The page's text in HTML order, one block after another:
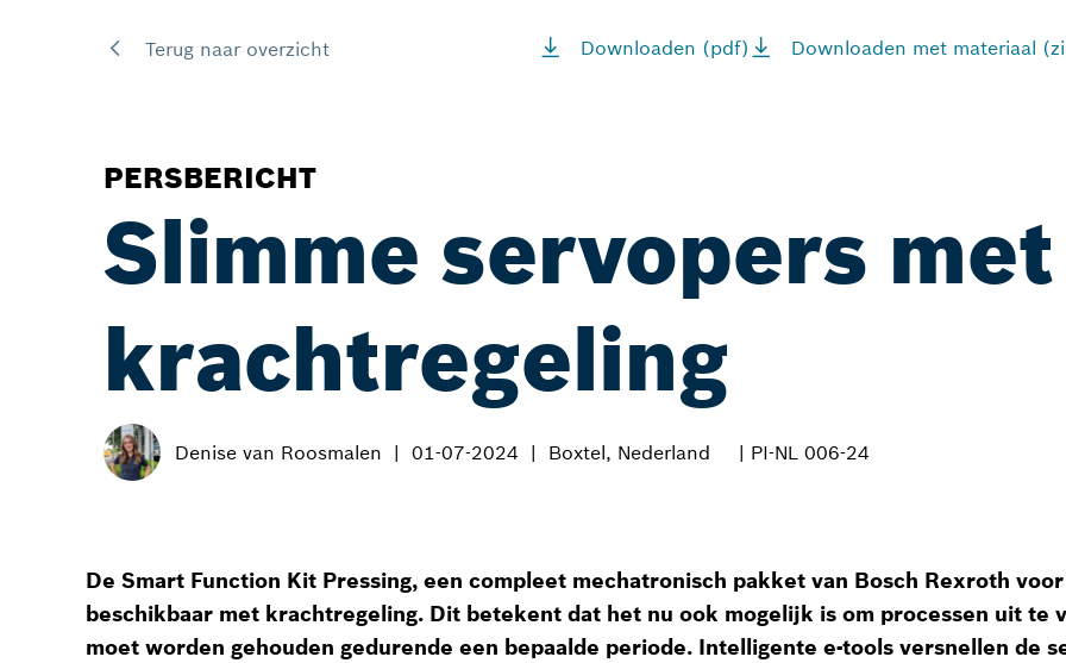
Terug naar overzicht Downloaden (pdf) Downloaden met materiaal
PERSBERICHT
Slimme servopers met
krachtregeling
Denise van Roosmalen 01-07-2024 Boxtel, Nederland | PI-NL 006-24
De Smart Function Kit Pressing, een compleet mechatronisch pakket van Bosch Rexroth
beschikbaar met krachtregeling. Dit betekent dat het nu ook mogelijk is om processen uit te
moet worden gehouden gedurende een bepaalde periode. Intelligente e-tools versnellen de